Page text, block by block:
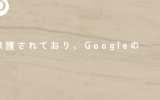
護されており、Googleの